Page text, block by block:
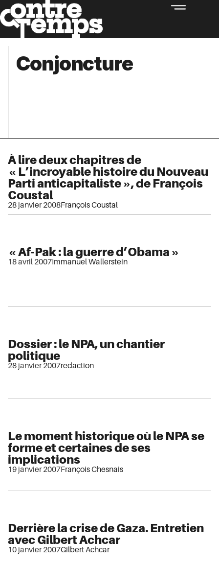
Conjoncture
À lire deux chapitres de
« L’incroyable histoire du Nouveau
Parti anticapitaliste », de François
Coustal
28 janvier 2008François Coustal
« Af-Pak : la guerre d’Obama »
18 avril 2007Immanuel Wallerstein
Dossier : le NPA, un chantier
politique
28 janvier 2007redaction
Le moment historique où le NPA se
forme et certaines de ses
implications
19 janvier 2007François Chesnais
Derrière la crise de Gaza. Entretien
avec Gilbert Achcar
10 janvier 2007Gilbert Achcar